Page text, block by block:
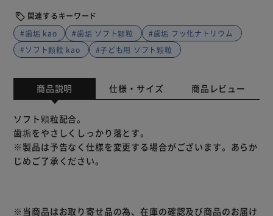
関連するキーワード
#歯垢 kao
#歯垢 ソフト顆粒
#歯垢 フッ化ナトリウム
#ソフト顆粒 kao
#子ども用 ソフト顆粒
商品説明 仕様・サイズ 商品レビュー
ソフト顆粒配合。
歯垢をやさしくしっかり落とす。
※製品は予告なく仕様を変更する場合がございます。あらか
じめご了承ください。
※当商品はお取り寄せ品の為、在庫の確認及び商品のお届け